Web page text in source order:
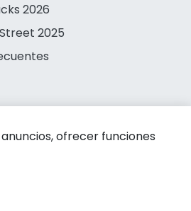
2026
2025
ofrecer funciones